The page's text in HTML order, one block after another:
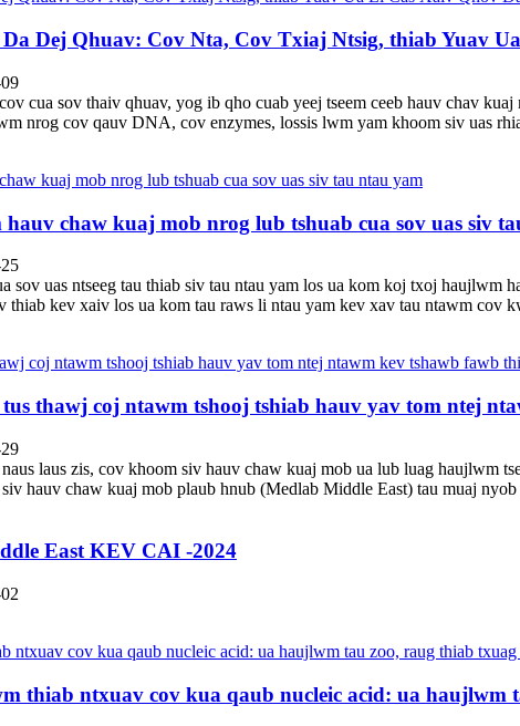
Dej Qhuav: Cov Nta, Cov Txiaj Ntsig, thiab Yuav
cua sov thaiv qhuav, yog ib qho cuab yeej tseem ceeb hauv chav
nrog cov qauv DNA, cov enzymes, lossis lwm yam khoom siv uas
chaw kuaj mob nrog lub tshuab cua sov uas siv
sov uas ntseeg tau thiab siv tau ntau yam los ua kom koj txoj
thiab kev xaiv los ua kom tau raws li ntau yam kev xav tau ntawm cov
thawj coj ntawm tshooj tshiab hauv yav tom ntej
laus zis, cov khoom siv hauv chaw kuaj mob ua lub luag haujlwm
hauv chaw kuaj mob plaub hnub (Medlab Middle East) tau muaj
East KEV CAI -2024
thiab ntxuav cov kua qaub nucleic acid: ua haujlwm